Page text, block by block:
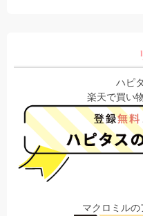
ハピ
楽天で買い
マクロミル